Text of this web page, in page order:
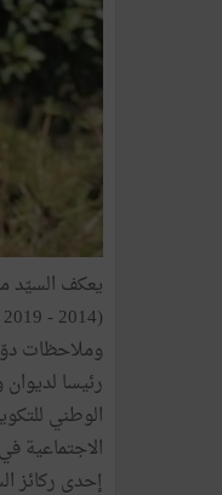
وملاحظات